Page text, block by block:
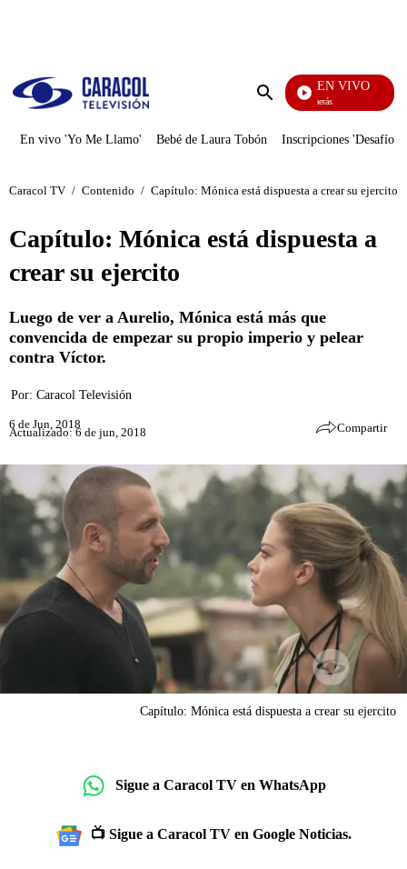
Enviar
EN VIVO
También Caerás
En vivo 'Yo Me Llamo' Bebé de Laura Tobón Inscripciones 'Desafío'
Caracol TV / Contenido / Capítulo: Mónica está dispuesta a crear su ejercito
Capítulo: Mónica está dispuesta a
crear su ejercito
Luego de ver a Aurelio, Mónica está más que
convencida de empezar su propio imperio y pelear
contra Víctor.
Por: Caracol Televisión
6 de Jun, 2018
Actualizado: 6 de jun, 2018 Compartir
Capítulo: Mónica está dispuesta a crear su ejercito
Sigue a Caracol TV en WhatsApp
📺 Sigue a Caracol TV en Google Noticias.